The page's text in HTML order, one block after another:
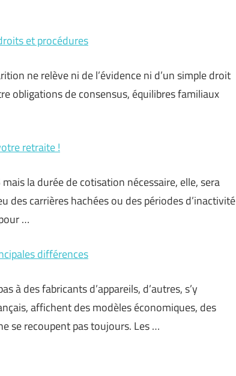
et procédures
ne relève ni de l’évidence ni d’un simple droit
obligations de consensus, équilibres familiaux
retraite !
la durée de cotisation nécessaire, elle, sera
des carrières hachées ou des périodes d’inactivité
…
différences
à des fabricants d’appareils, d’autres, s’y
affichent des modèles économiques, des
se recoupent pas toujours. Les …